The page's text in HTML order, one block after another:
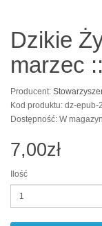
Dzikie
marzec
Producent:
Kod produktu: dz-epub-
Dostępność: W
7,00zł
Ilość